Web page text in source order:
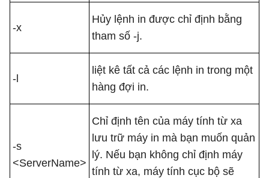
-x
Hủy lệnh in được chỉ định bằng
tham số -j.
-l
liệt kê tất cả các lệnh in trong một
hàng đợi in.
-s
<ServerName>
Chỉ định tên của máy tính từ xa
lưu trữ máy in mà bạn muốn quản
lý. Nếu bạn không chỉ định máy
tính từ xa, máy tính cục bộ sẽ